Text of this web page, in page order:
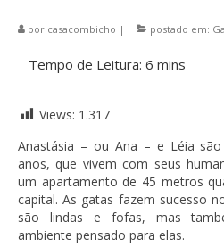
por casacombicho | postado em:
Views: 1.317
Anastásia – ou Ana – e Léia
anos, que vivem com seus
um apartamento de 45 metros
capital. As gatas fazem sucesso
são lindas e fofas, mas
ambiente pensado para elas.